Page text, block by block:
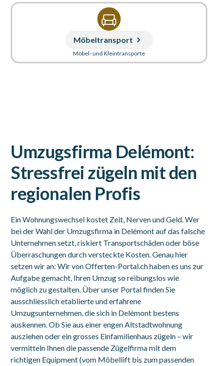
Möbeltransport
Möbel- und Kleintransporte
Umzugsfirma Delémont:
Stressfrei zügeln mit den
regionalen Profis
Ein Wohnungswechsel kostet Zeit, Nerven und Geld. Wer
bei der Wahl der Umzugsfirma in Delémont auf das falsche
Unternehmen setzt, riskiert Transportschäden oder böse
Überraschungen durch versteckte Kosten. Genau hier
setzen wir an: Wir von Offerten-Portal.ch haben es uns zur
Aufgabe gemacht, Ihren Umzug so reibungslos wie
möglich zu gestalten. Über unser Portal finden Sie
ausschliesslich etablierte und erfahrene
Umzugsunternehmen, die sich in Delémont bestens
auskennen. Ob Sie aus einer engen Altstadtwohnung
ausziehen oder ein grosses Einfamilienhaus zügeln – wir
vermitteln Ihnen die passende Zügelfirma mit dem
richtigen Equipment (vom Möbellift bis zum passenden